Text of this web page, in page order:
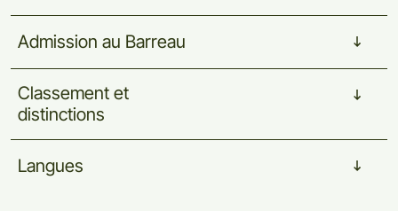
Admission au Barreau
Classement et
distinctions
Langues